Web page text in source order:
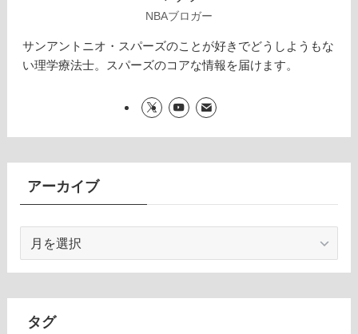
NBAブロガー
サンアントニオ・スパーズのことが好きでどうしようもな
い理学療法士。スパーズのコアな情報を届けます。
アーカイブ
カ
イ
タグ